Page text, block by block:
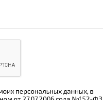
персональных данных, в